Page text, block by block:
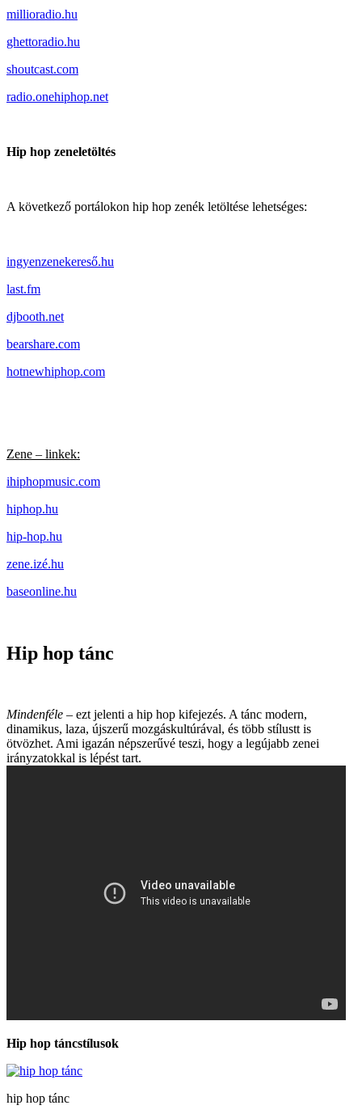
millioradio.hu
ghettoradio.hu
shoutcast.com
radio.onehiphop.net
Hip hop zeneletöltés
A következő portálokon hip hop zenék letöltése lehetséges:
ingyenzenekereső.hu
last.fm
djbooth.net
bearshare.com
hotnewhiphop.com
Zene – linkek:
ihiphopmusic.com
hiphop.hu
hip-hop.hu
zene.izé.hu
baseonline.hu
Hip hop tánc
Mindenféle – ezt jelenti a hip hop kifejezés. A tánc modern,
dinamikus, laza, újszerű mozgáskultúrával, és több stílustt is
ötvözhet. Ami igazán népszerűvé teszi, hogy a legújabb zenei
irányzatokkal is lépést tart.
Hip hop táncstílusok
hip hop tánc